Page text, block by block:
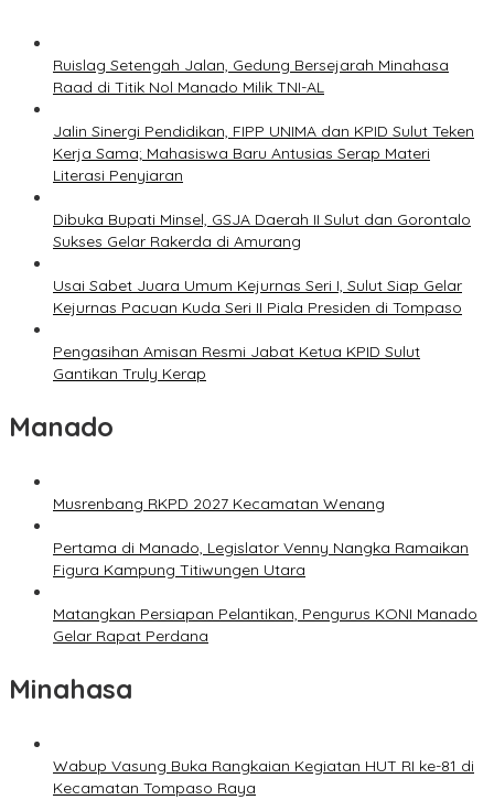
Ruislag Setengah Jalan, Gedung Bersejarah Minahasa
Raad di Titik Nol Manado Milik TNI-AL
Jalin Sinergi Pendidikan, FIPP UNIMA dan KPID Sulut Teken
Kerja Sama; Mahasiswa Baru Antusias Serap Materi
Literasi Penyiaran
Dibuka Bupati Minsel, GSJA Daerah II Sulut dan Gorontalo
Sukses Gelar Rakerda di Amurang
Usai Sabet Juara Umum Kejurnas Seri I, Sulut Siap Gelar
Kejurnas Pacuan Kuda Seri II Piala Presiden di Tompaso
Pengasihan Amisan Resmi Jabat Ketua KPID Sulut
Gantikan Truly Kerap
Manado
Musrenbang RKPD 2027 Kecamatan Wenang
Pertama di Manado, Legislator Venny Nangka Ramaikan
Figura Kampung Titiwungen Utara
Matangkan Persiapan Pelantikan, Pengurus KONI Manado
Gelar Rapat Perdana
Minahasa
Wabup Vasung Buka Rangkaian Kegiatan HUT RI ke-81 di
Kecamatan Tompaso Raya